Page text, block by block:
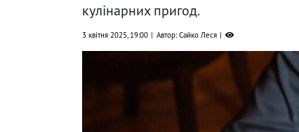
кулінарних пригод.
3 квітня 2025, 19:00 Автор: Сайко Леся